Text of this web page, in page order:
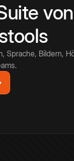
Sprache, Bildern,